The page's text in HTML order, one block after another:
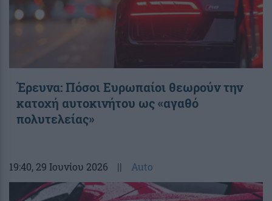
Έρευνα: Πόσοι Ευρωπαίοι θεωρούν την
κατοχή αυτοκινήτου ως «αγαθό
πολυτελείας»
19:40, 29 Ιουνίου 2026 || Auto